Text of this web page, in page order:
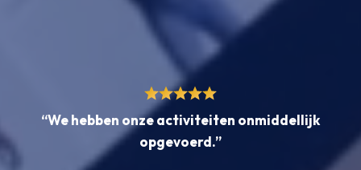
“We hebben onze activiteiten onmiddellijk
opgevoerd.”